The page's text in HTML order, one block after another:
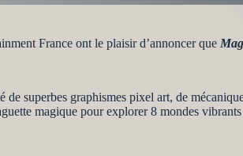
France ont le plaisir d’annoncer que
superbes graphismes pixel art, de
magique pour explorer 8 mondes